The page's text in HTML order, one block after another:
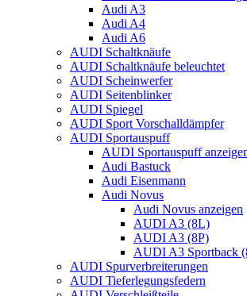
Audi A3
Audi A4
Audi A6
AUDI Schaltknäufe
AUDI Schaltknäufe beleuchtet
AUDI Scheinwerfer
AUDI Seitenblinker
AUDI Spiegel
AUDI Sport Vorschalldämpfer
AUDI Sportauspuff
AUDI Sportauspuff
Audi Bastuck
Audi Eisenmann
Audi Novus
Audi Novus anzeigen
AUDI A3 (8L)
AUDI A3 (8P)
AUDI A3 Sportback
AUDI Spurverbreiterungen
AUDI Tieferlegungsfedern